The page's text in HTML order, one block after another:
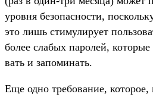
уров­ня безопас­ности,
это лишь сти­мули­рует
более сла­бых паролей,
вать и запоми­нать.
Еще одно тре­бова­ние,